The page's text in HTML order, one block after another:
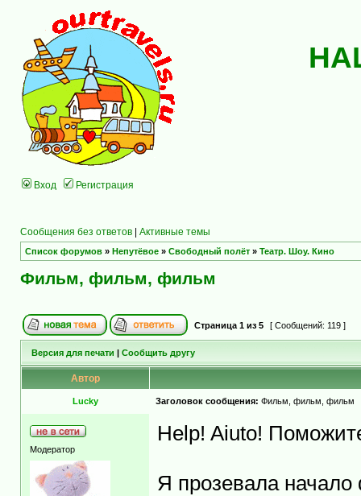
Вход Регистрация
Сообщения без ответов | Активные темы
Список форумов » Непутёвое » Свободный полёт » Театр. Шоу. Кино
Фильм, фильм, фильм
Страница 1 из 5 [ Сообщений: 119 ]
Версия для печати | Сообщить другу
Автор
Lucky Заголовок сообщения: Фильм, фильм, фильм
Модератор
Help! Aiuto!
Я прозевала